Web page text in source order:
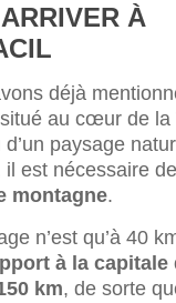
À
déjà
au cœur de la
paysage
il est nécessaire
montagne.
n’est qu’à 40
à la capitale
km, de sorte